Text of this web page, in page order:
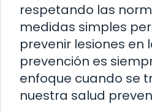
respetando las
medidas simples
prevenir lesiones en
prevención es
enfoque cuando se
nuestra salud